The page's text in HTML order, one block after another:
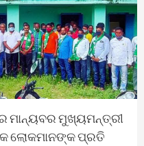
ମାନ୍ୟବର ମୁଖ୍ୟମନ୍ତ୍ରୀ
ଲୋକମାନଙ୍କ ପ୍ରତି